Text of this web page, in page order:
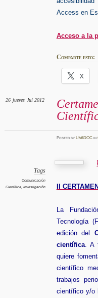
Access en
Acceso a la
Comparte esto:
X
26 jueves Jul 2012
PostedbyUVADOC in
Tags
Comunicación
Científica, Investigación II
La
Tecnología
edición del
científica. A
quiere
científico
trabajos
científico y/o